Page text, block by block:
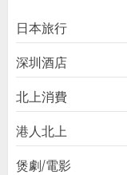
日本旅行
深圳酒店
北上消費
港人北上
煲劇/電影